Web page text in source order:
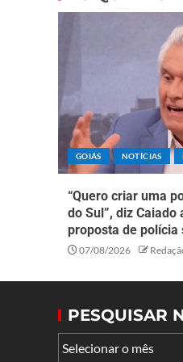
GOIÁS NOTÍCIAS
“Quero criar uma
do Sul”, diz Caiado
proposta de
07/08/2026
PESQUISAR